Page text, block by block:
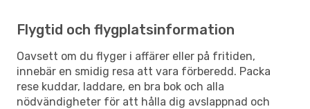
Flygtid och flygplatsinformation
Oavsett om du flyger i affärer eller på fritiden,
innebär en smidig resa att vara förberedd. Packa
rese kuddar, laddare, en bra bok och alla
nödvändigheter för att hålla dig avslappnad och